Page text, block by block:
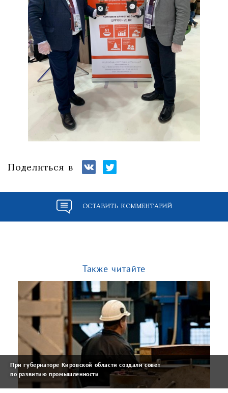
Поделиться в
ОСТАВИТЬ КОММЕНТАРИЙ
Также читайте
При губернаторе Кировской области создали совет
по развитию промышленности